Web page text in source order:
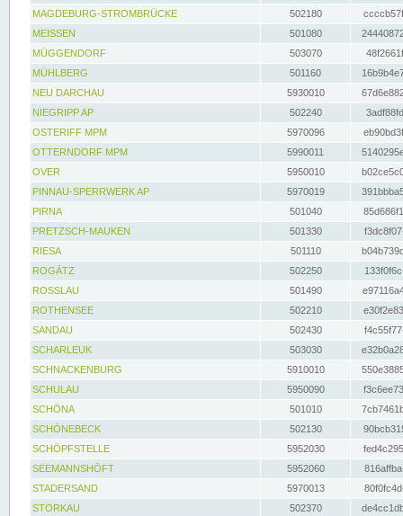
MAGDEBURG-STROMBRÜCKE
502180
MEISSEN
501080
MÜGGENDORF
503070
MÜHLBERG
501160
NEU DARCHAU
5930010
NIEGRIPP AP
502240
OSTERIFF MPM
5970096
OTTERNDORF MPM
5990011
OVER
5950010
PINNAU-SPERRWERK AP
5970019
PIRNA
501040
PRETZSCH-MAUKEN
501330
RIESA
501110
ROGÄTZ
502250
ROSSLAU
501490
ROTHENSEE
502210
SANDAU
502430
SCHARLEUK
503030
SCHNACKENBURG
5910010
SCHULAU
5950090
SCHÖNA
501010
SCHÖNEBECK
502130
SCHÖPFSTELLE
5952030
SEEMANNSHÖFT
5952060
STADERSAND
5970013
STORKAU
502370